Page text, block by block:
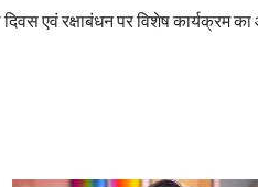
एवं रक्षाबंधन पर विशेष कार्यक्रम